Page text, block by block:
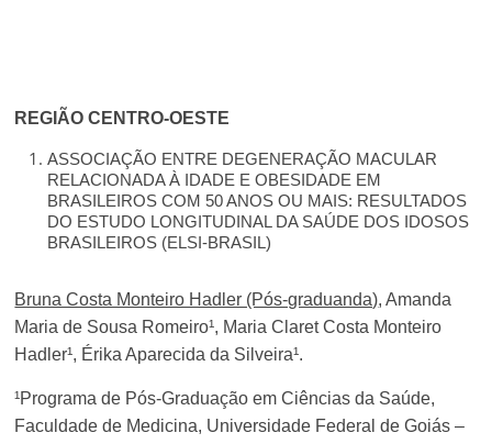
REGIÃO CENTRO-OESTE
ASSOCIAÇÃO ENTRE DEGENERAÇÃO MACULAR
RELACIONADA À IDADE E OBESIDADE EM
BRASILEIROS COM 50 ANOS OU MAIS: RESULTADOS
DO ESTUDO LONGITUDINAL DA SAÚDE DOS IDOSOS
BRASILEIROS (ELSI-BRASIL)
Bruna Costa Monteiro Hadler (Pós-graduanda), Amanda
Maria de Sousa Romeiro¹, Maria Claret Costa Monteiro
Hadler¹, Érika Aparecida da Silveira¹.
¹Programa de Pós-Graduação em Ciências da Saúde,
Faculdade de Medicina, Universidade Federal de Goiás –